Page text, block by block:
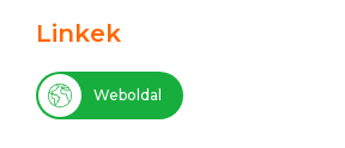
Linkek
Weboldal